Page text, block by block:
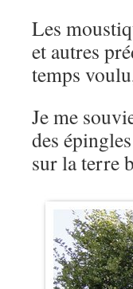
Les
et autres
temps
Je me
des
sur la terre